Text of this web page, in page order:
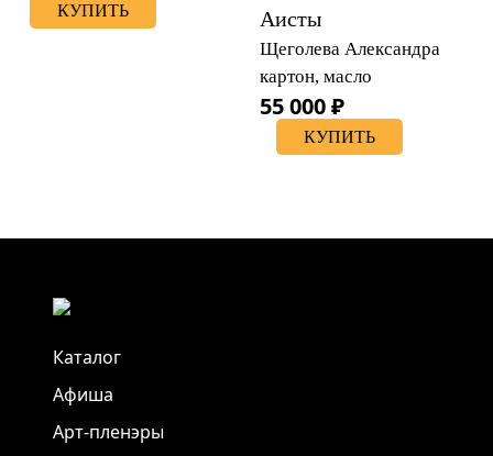
КУПИТЬ Аисты
Щеголева Александра
картон, масло
55 000 ₽
КУПИТЬ
Каталог
Афиша
Арт-пленэры